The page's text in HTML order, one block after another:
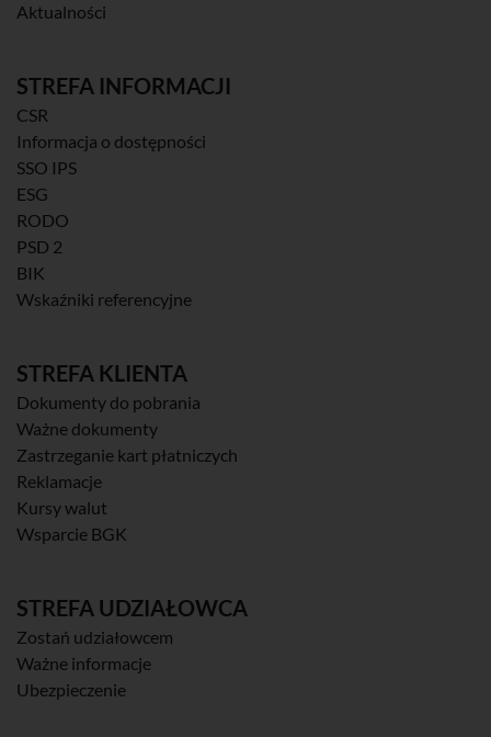
Aktualności
STREFA INFORMACJI
CSR
Informacja o dostępności
SSO IPS
ESG
RODO
PSD 2
BIK
Wskaźniki referencyjne
STREFA KLIENTA
Dokumenty do pobrania
Ważne dokumenty
Zastrzeganie kart płatniczych
Reklamacje
Kursy walut
Wsparcie BGK
STREFA UDZIAŁOWCA
Zostań udziałowcem
Ważne informacje
Ubezpieczenie